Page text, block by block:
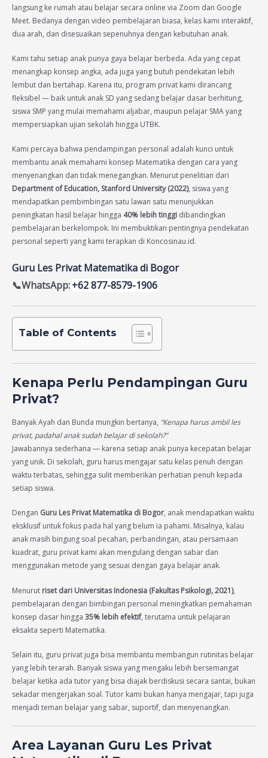
langsung ke rumah atau belajar secara online via Zoom dan Google
Meet. Bedanya dengan video pembelajaran biasa, kelas kami interaktif,
dua arah, dan disesuaikan sepenuhnya dengan kebutuhan anak.
Kami tahu setiap anak punya gaya belajar berbeda. Ada yang cepat
menangkap konsep angka, ada juga yang butuh pendekatan lebih
lembut dan bertahap. Karena itu, program privat kami dirancang
fleksibel — baik untuk anak SD yang sedang belajar dasar berhitung,
siswa SMP yang mulai memahami aljabar, maupun pelajar SMA yang
mempersiapkan ujian sekolah hingga UTBK.
Kami percaya bahwa pendampingan personal adalah kunci untuk
membantu anak memahami konsep Matematika dengan cara yang
menyenangkan dan tidak menegangkan. Menurut penelitian dari
Department of Education, Stanford University (2022), siswa yang
mendapatkan pembimbingan satu lawan satu menunjukkan
peningkatan hasil belajar hingga 40% lebih tinggi dibandingkan
pembelajaran berkelompok. Ini membuktikan pentingnya pendekatan
personal seperti yang kami terapkan di Koncosinau.id.
Guru Les Privat Matematika di Bogor
📞WhatsApp:+62 877-8579-1906
Table of Contents
Kenapa Perlu Pendampingan Guru
Privat?
Banyak Ayah dan Bunda mungkin bertanya, “Kenapa harus ambil les
privat, padahal anak sudah belajar di sekolah?”
Jawabannya sederhana — karena setiap anak punya kecepatan belajar
yang unik. Di sekolah, guru harus mengajar satu kelas penuh dengan
waktu terbatas, sehingga sulit memberikan perhatian penuh kepada
setiap siswa.
Dengan Guru Les Privat Matematika di Bogor, anak mendapatkan waktu
eksklusif untuk fokus pada hal yang belum ia pahami. Misalnya, kalau
anak masih bingung soal pecahan, perbandingan, atau persamaan
kuadrat, guru privat kami akan mengulang dengan sabar dan
menggunakan metode yang sesuai dengan gaya belajar anak.
Menurut riset dari Universitas Indonesia (Fakultas Psikologi, 2021),
pembelajaran dengan bimbingan personal meningkatkan pemahaman
konsep dasar hingga 35% lebih efektif, terutama untuk pelajaran
eksakta seperti Matematika.
Selain itu, guru privat juga bisa membantu membangun rutinitas belajar
yang lebih terarah. Banyak siswa yang mengaku lebih bersemangat
belajar ketika ada tutor yang bisa diajak berdiskusi secara santai, bukan
sekadar mengerjakan soal. Tutor kami bukan hanya mengajar, tapi juga
menjadi teman belajar yang sabar, suportif, dan menyenangkan.
Area Layanan Guru Les Privat